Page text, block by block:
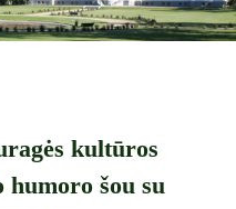
kultūros
humoro šou su